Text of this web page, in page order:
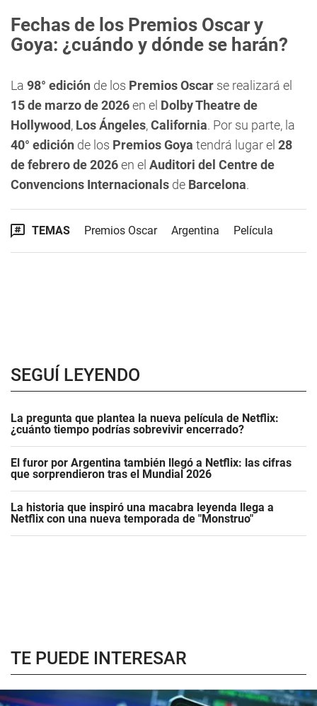
Fechas de los Premios Oscar y
Goya: ¿cuándo y dónde se harán?
La 98° edición de los Premios Oscar se realizará el
15 de marzo de 2026en el Dolby Theatre de
Hollywood, Los Ángeles,California. Por su parte, la
40° edición de los Premios Goya tendrá lugar el 28
de febrero de 2026en el Auditori del Centre de
Convencions Internacionals de Barcelona.
TEMAS Premios Oscar Argentina Película
SEGUÍ LEYENDO
La pregunta que plantea la nueva película de Netflix:
¿cuánto tiempo podrías sobrevivir encerrado?
El furor por Argentina también llegó a Netflix: las cifras
que sorprendieron tras el Mundial 2026
La historia que inspiró una macabra leyenda llega a
Netflix con una nueva temporada de "Monstruo"
TE PUEDE INTERESAR